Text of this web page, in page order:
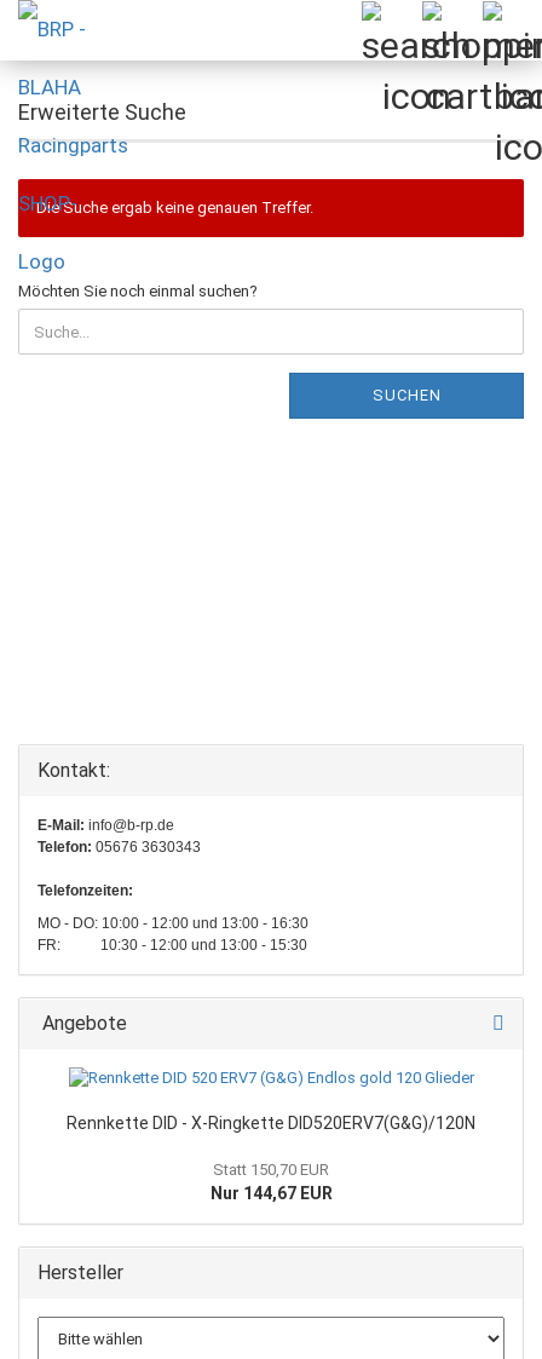
Erweiterte Suche
Die Suche ergab keine genauen Treffer.
MÖCHTEN
SIE
NOCH
EINMAL
Möchten Sie noch einmal suchen?
SUCHEN
Kontakt:
E-Mail: info@b-rp.de
Telefon: 05676 3630343
Telefonzeiten:
MO - DO: 10:00 - 12:00 und 13:00 - 16:30
FR: 10:30 - 12:00 und 13:00 - 15:30
Angebote
Rennkette DID - X-Ringkette DID520ERV7(G&G)/120N
Statt 150,70 EUR
Nur 144,67 EUR
Hersteller